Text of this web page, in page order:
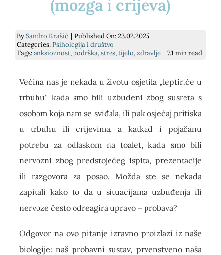
E-savjetovanje
Savjetovanje uživo
Psihodijagnostika
Grupe podrške za socijalnu anksioznost
Pomoć pri učenju
Za tvrtke
Cjenik
Prekrasna iznutra
Slika o sebi: nježnost i umjetnost
kako si? knjiga
Dnevnik mentalnog zdravlja
Kontakt
(mozga i crijeva)
BySandro Krašić | Published On: 23.02.2025. |
Categories:Psihologija i društvo |
Tags:anksioznost,podrška,stres,tijelo,zdravlje | 7.1 min read
Većina nas je nekada u životu osjetila „leptiriće u
trbuhu“ kada smo bili uzbuđeni zbog susreta s
osobom koja nam se sviđala, ili pak osjećaj pritiska
u trbuhu ili crijevima, a katkad i pojačanu
potrebu za odlaskom na toalet, kada smo bili
nervozni zbog predstojećeg ispita, prezentacije
ili razgovora za posao. Možda ste se nekada
zapitali kako to da u situacijama uzbuđenja ili
nervoze često odreagira upravo – probava?
Odgovor na ovo pitanje izravno proizlazi iz naše
biologije: naš probavni sustav, prvenstveno naša